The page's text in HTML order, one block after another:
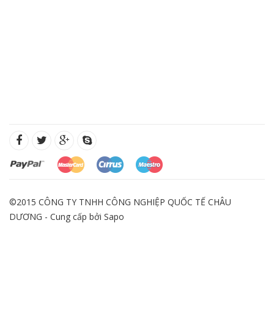
©2015 CÔNG TY TNHH CÔNG NGHIỆP QUỐC TẾ CHÂU
DƯƠNG - Cung cấp bởi Sapo